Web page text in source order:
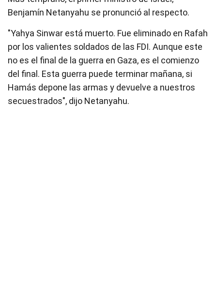
Benjamín Netanyahu se pronunció al respecto.
"Yahya Sinwar está muerto. Fue eliminado en Rafah
por los valientes soldados de las FDI. Aunque este
no es el final de la guerra en Gaza, es el comienzo
del final. Esta guerra puede terminar mañana, si
Hamás depone las armas y devuelve a nuestros
secuestrados", dijo Netanyahu.